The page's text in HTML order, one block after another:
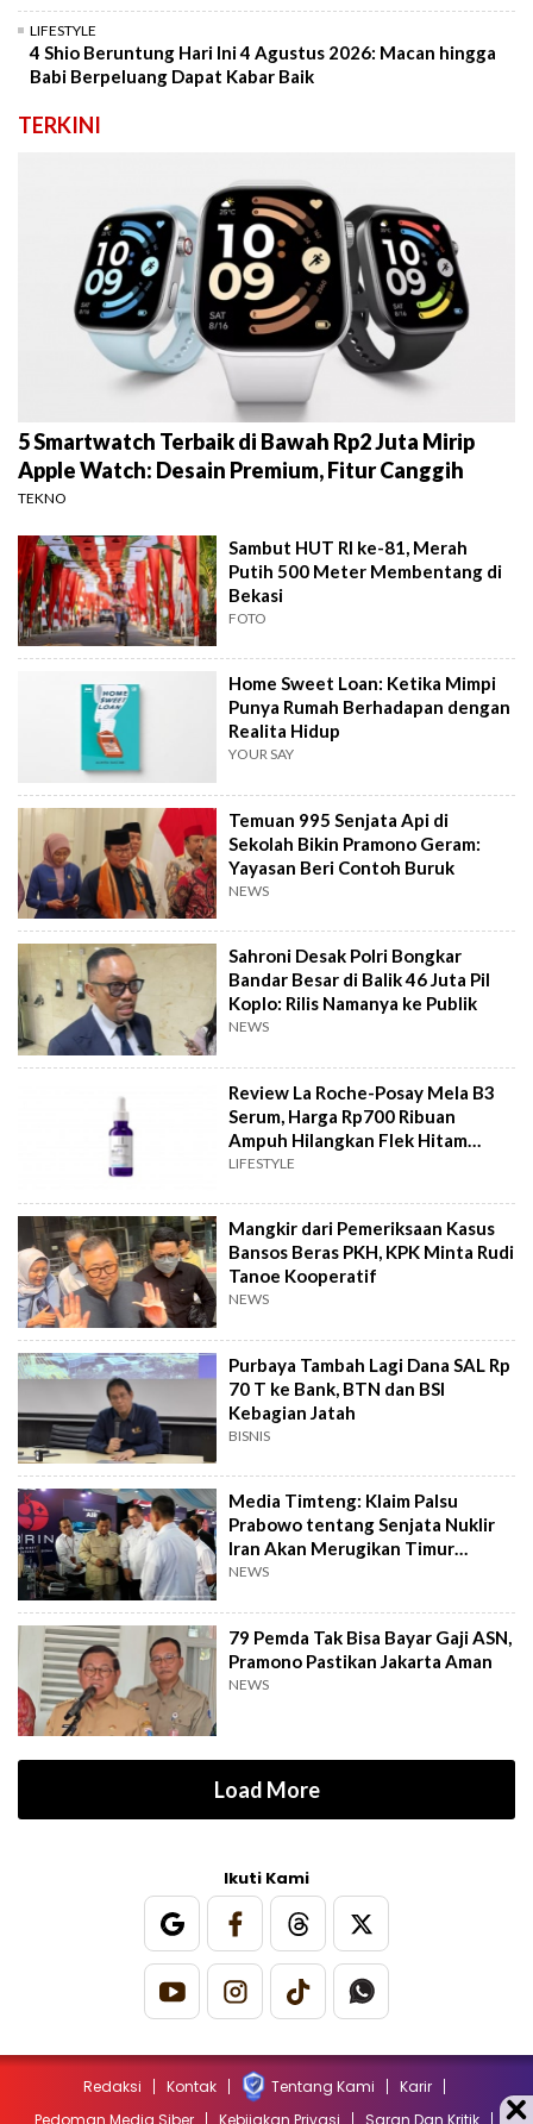
LIFESTYLE
4 Shio Beruntung Hari Ini 4 Agustus 2026: Macan hingga
Babi Berpeluang Dapat Kabar Baik
TERKINI
5 Smartwatch Terbaik di Bawah Rp2 Juta Mirip
Apple Watch: Desain Premium, Fitur Canggih
TEKNO
Sambut HUT RI ke-81, Merah
Putih 500 Meter Membentang di
Bekasi
FOTO
Home Sweet Loan: Ketika Mimpi
Punya Rumah Berhadapan dengan
Realita Hidup
YOUR SAY
Temuan 995 Senjata Api di
Sekolah Bikin Pramono Geram:
Yayasan Beri Contoh Buruk
NEWS
Sahroni Desak Polri Bongkar
Bandar Besar di Balik 46 Juta Pil
Koplo: Rilis Namanya ke Publik
NEWS
Review La Roche-Posay Mela B3
Serum, Harga Rp700 Ribuan
Ampuh Hilangkan Flek Hitam
Bandel?
LIFESTYLE
Mangkir dari Pemeriksaan Kasus
Bansos Beras PKH, KPK Minta Rudi
Tanoe Kooperatif
NEWS
Purbaya Tambah Lagi Dana SAL Rp
70 T ke Bank, BTN dan BSI
Kebagian Jatah
BISNIS
Media Timteng: Klaim Palsu
Prabowo tentang Senjata Nuklir
Iran Akan Merugikan Timur
Tengah
NEWS
79 Pemda Tak Bisa Bayar Gaji ASN,
Pramono Pastikan Jakarta Aman
NEWS
Load More
Ikuti Kami
Redaksi Kontak Tentang Kami
Karir
Pedoman Media Siber
Kebijakan Privasi Saran Dan Kritik